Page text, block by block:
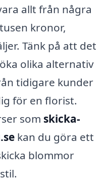
allt från några
kronor,
Tänk på att det
olika alternativ
tidigare kunder
för en florist.
som skicka-
kan du göra ett
blommor